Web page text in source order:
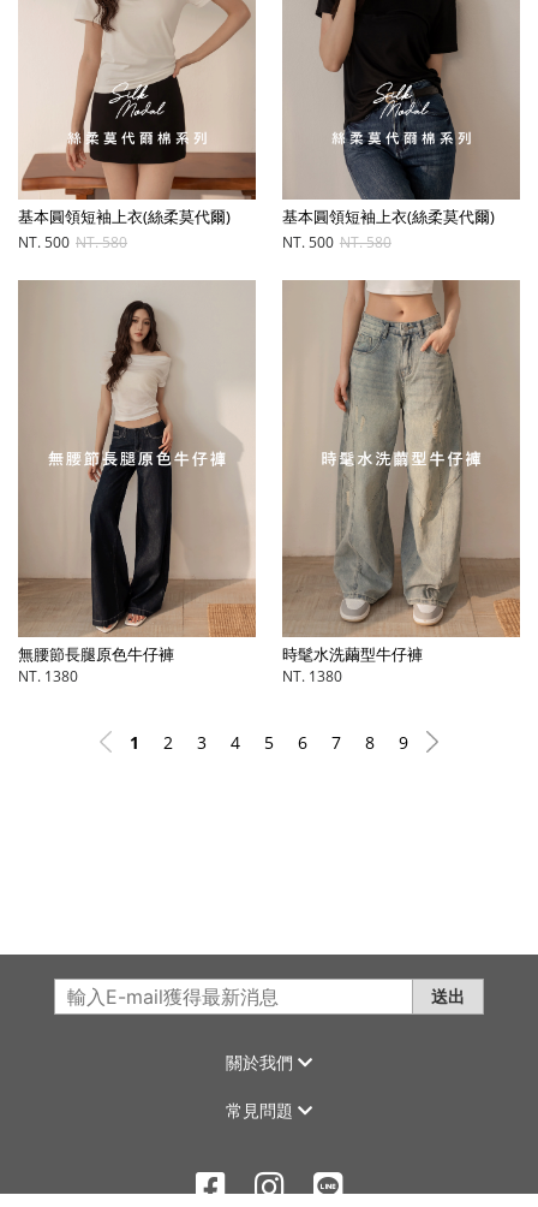
基本圓領短袖上衣(絲柔莫代爾)
NT. 500 NT. 580
基本圓領短袖上衣(絲柔莫代爾)
NT. 500 NT. 580
無腰節長腿原色牛仔褲
NT. 1380
時髦水洗繭型牛仔褲
NT. 1380
1 2 3 4 5 6 7 8 9
送出
關於我們
常見問題